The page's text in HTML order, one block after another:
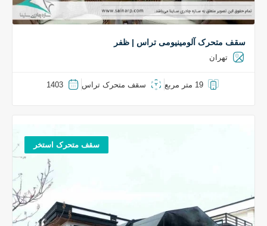
سقف متحرک آلومینیومی تراس | ظفر
تهران
19 متر مربع سقف متحرک تراس 1403
سقف متحرک استخر